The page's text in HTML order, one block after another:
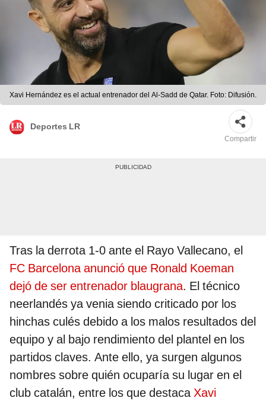
Xavi Hernández es el actual entrenador del Al-Sadd de Qatar. Foto: Difusión.
Deportes LR
Compartir
Tras la derrota 1-0 ante el Rayo Vallecano, el
FC Barcelona anunció que Ronald Koeman
dejó de ser entrenador blaugrana. El técnico
neerlandés ya venia siendo criticado por los
hinchas culés debido a los malos resultados del
equipo y al bajo rendimiento del plantel en los
partidos claves. Ante ello, ya surgen algunos
nombres sobre quién ocuparía su lugar en el
club catalán, entre los que destacaXavi